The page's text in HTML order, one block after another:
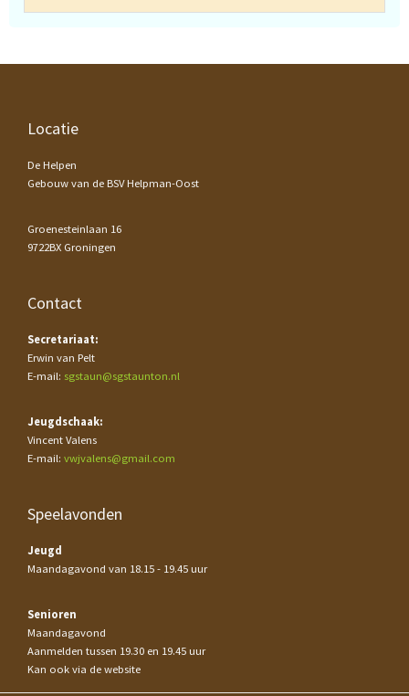
Footer
Locatie
De Helpen
Gebouw van de BSV Helpman-Oost
Groenesteinlaan 16
9722BX Groningen
Contact
Secretariaat:
Erwin van Pelt
E-mail: sgstaun@sgstaunton.nl
Jeugdschaak:
Vincent Valens
E-mail: vwjvalens@gmail.com
Speelavonden
Jeugd
Maandagavond van 18.15 - 19.45 uur
Senioren
Maandagavond
Aanmelden tussen 19.30 en 19.45 uur
Kan ook via de website